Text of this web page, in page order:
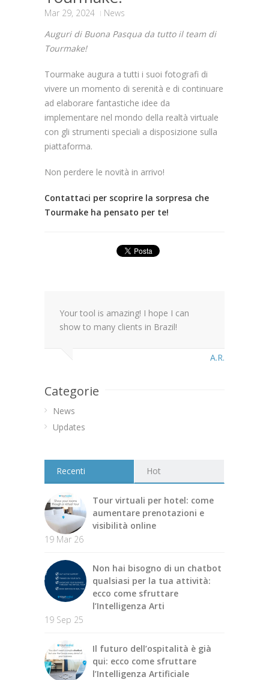
Mar 29, 2024
News
Auguri di Buona Pasqua da tutto il team di
Tourmake!
Tourmake augura a tutti i suoi fotografi di
vivere un momento di serenità e di continuare
ad elaborare fantastiche idee da
implementare nel mondo della realtà virtuale
con gli strumenti speciali a disposizione sulla
piattaforma.
Non perdere le novità in arrivo!
Contattaci per scoprire la sorpresa che
Tourmake ha pensato per te!
Your tool is amazing! I hope I can
show to many clients in Brazil!
A.R.
Categorie
News
Updates
Recenti Hot
Tour virtuali per hotel: come
aumentare prenotazioni e
visibilità online
19 Mar 26
Non hai bisogno di un chatbot
qualsiasi per la tua attività:
ecco come sfruttare
l’Intelligenza Arti
19 Sep 25
Il futuro dell’ospitalità è già
qui: ecco come sfruttare
l’Intelligenza Artificiale